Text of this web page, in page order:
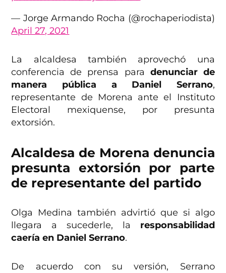
— Jorge Armando Rocha (@rochaperiodista)
April 27, 2021
La alcaldesa también aprovechó una
conferencia de prensa para denunciar de
manera pública a Daniel Serrano,
representante de Morena ante el Instituto
Electoral mexiquense, por presunta
extorsión.
Alcaldesa de Morena denuncia
presunta extorsión por parte
de representante del partido
Olga Medina también advirtió que si algo
llegara a sucederle, la responsabilidad
caería en Daniel Serrano.
De acuerdo con su versión, Serrano